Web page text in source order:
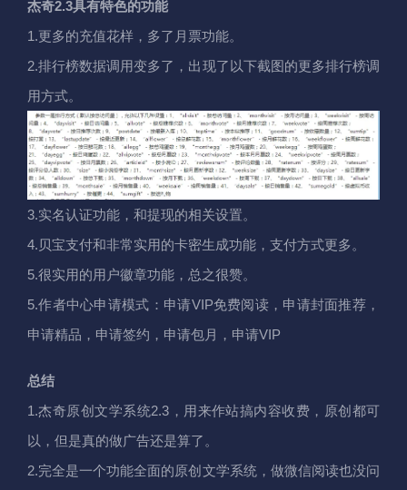
杰奇2.3具有特色的功能
1.更多的充值花样，多了月票功能。
2.排行榜数据调用变多了，出现了以下截图的更多排行榜调
用方式。
3.实名认证功能，和提现的相关设置。
4.贝宝支付和非常实用的卡密生成功能，支付方式更多。
5.很实用的用户徽章功能，总之很赞。
5.作者中心申请模式：申请VIP免费阅读，申请封面推荐，
申请精品，申请签约，申请包月，申请VIP
总结
1.杰奇原创文学系统2.3，用来作站搞内容收费，原创都可
以，但是真的做广告还是算了。
2.完全是一个功能全面的原创文学系统，做微信阅读也没问